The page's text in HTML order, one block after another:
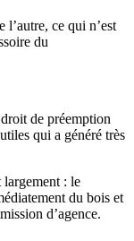
ce qui n’est
du
de préemption
qui a généré très
: le
du bois et
d’agence.